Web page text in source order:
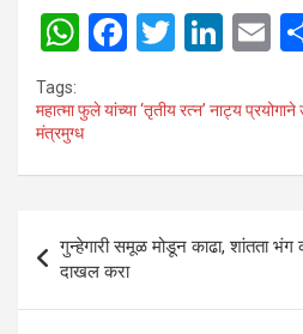
W
at
s
A
p
F
ce
o
k
T
tt
Li
ke
n
E
Tags:
महात्मा फुले यांच्या ‘तृतीय रत्न’ नाट्य
मंत्रमुग्ध
Post
navigation
गुन्हेगारी समूळ मोडून काढा, शांतता भंग
दाखल करा